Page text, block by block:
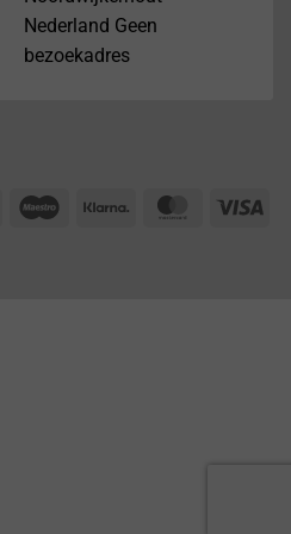
Nederland Geen
bezoekadres
BancontactMaestro Klarna